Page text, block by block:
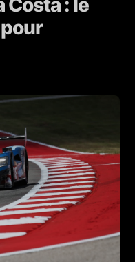
Costa : le